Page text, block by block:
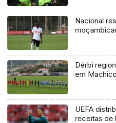
Nacional
Dérbi
em
UEFA
receitas de